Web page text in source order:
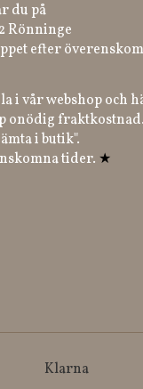
du på
Rönninge
efter
i vår webshop och
onödig
i butik".
tider. ★